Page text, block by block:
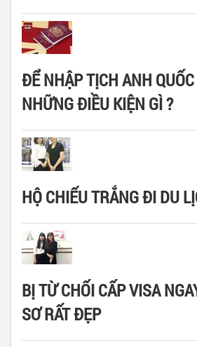
ĐỂ NHẬP TỊCH ANH
NHỮNG ĐIỀU KIỆN GÌ ?
HỘ CHIẾU TRẮNG ĐI DU
BỊ TỪ CHỐI CẤP VISA
SƠ RẤT ĐẸP